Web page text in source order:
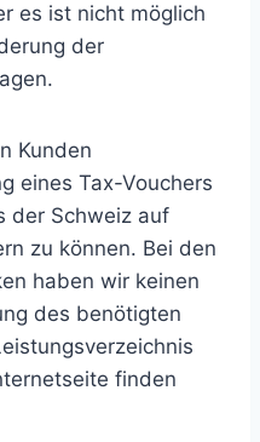
es ist nicht möglich
der
Kunden
eines Tax-Vouchers
der Schweiz auf
zu können. Bei den
haben wir keinen
des benötigten
finden